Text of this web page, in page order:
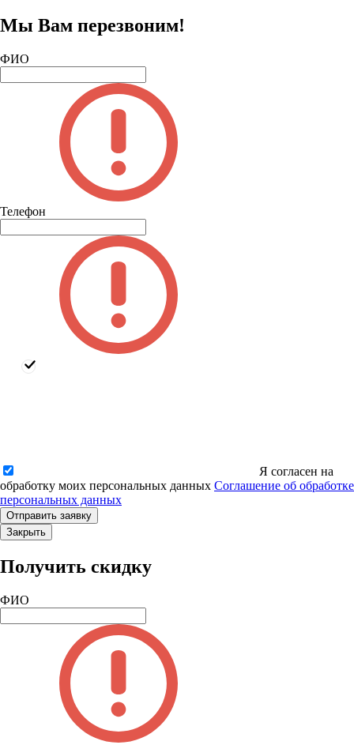
Мы Вам перезвоним!
ФИО
Телефон
Я согласен на
обработку моих персональных данных Соглашение об обработке
персональных данных
Закрыть
Получить скидку
ФИО